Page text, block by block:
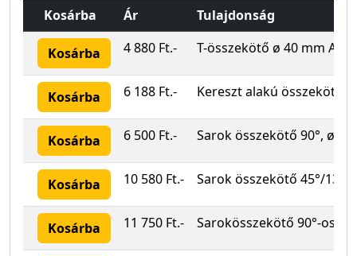
Kosárba Ár Tulajdonság
Kosárba 4 880 Ft.- T-összekötő ø 40 mm
Kosárba 6 188 Ft.- Kereszt alakú összekötő
Kosárba 6 500 Ft.- Sarok összekötő 90°, ø
Kosárba 10 580 Ft.- Sarok összekötő 45°/
Kosárba 11 750 Ft.- Sarokösszekötő 90°-os